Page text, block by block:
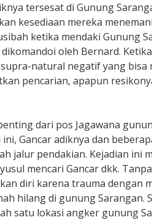
tersesat di Gunung
kesediaan mereka
ketika mendaki Gunung
dikomandoi oleh Bernard.
natural negatif yang bisa
pencarian, apapun
dari pos Jagawana
Gancar adiknya dan
jalur pendakian. Kejadian ini
mencari Gancar dkk.
diri karena trauma dengan
hilang di gunung Sarangan.
satu lokasi angker gunung